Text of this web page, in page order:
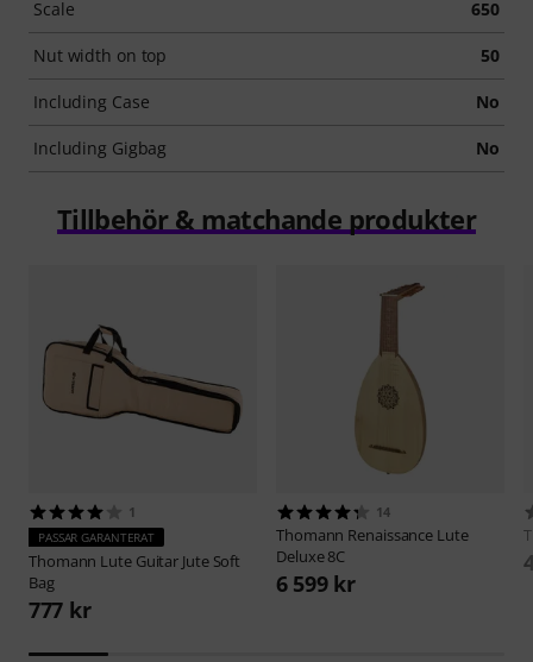
Scale 650
Nut width on top 50
Including Case No
Including Gigbag No
Tillbehör & matchande produkter
1
PASSAR GARANTERAT
Thomann Lute Guitar Jute Soft
Bag
777 kr
14
Thomann Renaissance Lute
Deluxe 8C
6 599 kr